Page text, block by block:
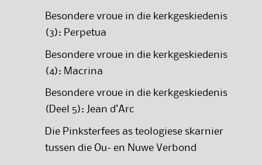
Besondere vroue in die kerkgeskiedenis
(3): Perpetua
Besondere vroue in die kerkgeskiedenis
(4): Macrina
Besondere vroue in die kerkgeskiedenis
(Deel 5): Jean d’Arc
Die Pinksterfees as teologiese skarnier
tussen die Ou- en Nuwe Verbond